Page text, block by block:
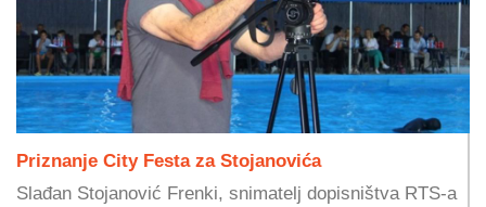
Priznanje City Festa za Stojanovića
Slađan Stojanović Frenki, snimatelj dopisništva RTS-a